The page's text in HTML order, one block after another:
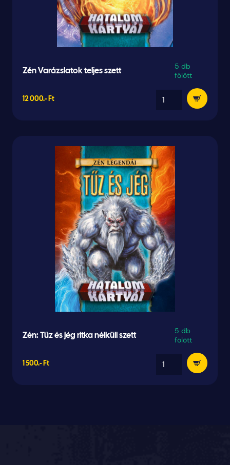
Zén Varázslatok teljes szett
5 db
fölött
12 000.- Ft
Zén: Tűz és jég ritka nélküli szett
5 db
fölött
1 500.- Ft